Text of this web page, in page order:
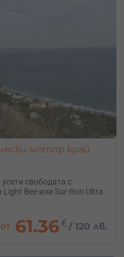
мотор край
свободата с
Light Bee или Sur-Ron Ultra
от 61.36€ / 120 лв.